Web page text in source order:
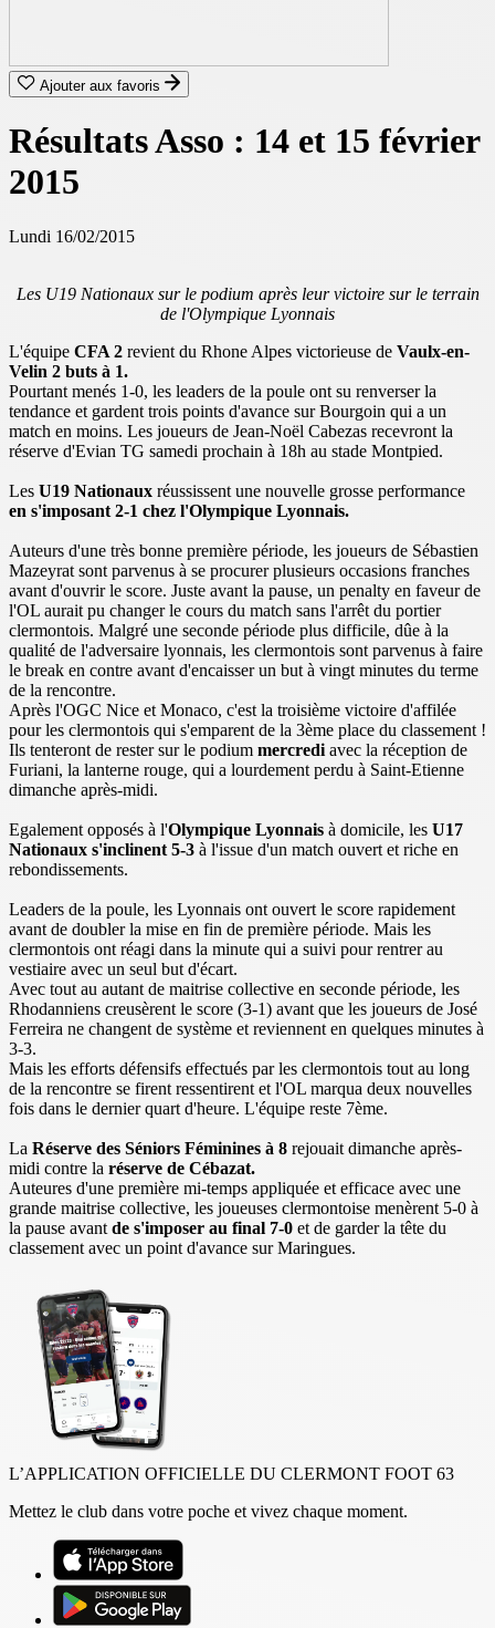
Ajouter aux favoris
Résultats Asso : 14 et 15 février
2015
Lundi 16/02/2015
Les U19 Nationaux sur le podium après leur victoire sur le terrain
de l'Olympique Lyonnais
L'équipe CFA 2 revient du Rhone Alpes victorieuse de Vaulx-en-
Velin 2 buts à 1.
Pourtant menés 1-0, les leaders de la poule ont su renverser la
tendance et gardent trois points d'avance sur Bourgoin qui a un
match en moins. Les joueurs de Jean-Noël Cabezas recevront la
réserve d'Evian TG samedi prochain à 18h au stade Montpied.
Les U19 Nationaux réussissent une nouvelle grosse performance
en s'imposant 2-1 chez l'Olympique Lyonnais.
Auteurs d'une très bonne première période, les joueurs de Sébastien
Mazeyrat sont parvenus à se procurer plusieurs occasions franches
avant d'ouvrir le score. Juste avant la pause, un penalty en faveur de
l'OL aurait pu changer le cours du match sans l'arrêt du portier
clermontois. Malgré une seconde période plus difficile, dûe à la
qualité de l'adversaire lyonnais, les clermontois sont parvenus à faire
le break en contre avant d'encaisser un but à vingt minutes du terme
de la rencontre.
Après l'OGC Nice et Monaco, c'est la troisième victoire d'affilée
pour les clermontois qui s'emparent de la 3ème place du classement !
Ils tenteront de rester sur le podium mercredi avec la réception de
Furiani, la lanterne rouge, qui a lourdement perdu à Saint-Etienne
dimanche après-midi.
Egalement opposés à l'Olympique Lyonnais à domicile, les U17
Nationaux s'inclinent 5-3 à l'issue d'un match ouvert et riche en
rebondissements.
Leaders de la poule, les Lyonnais ont ouvert le score rapidement
avant de doubler la mise en fin de première période. Mais les
clermontois ont réagi dans la minute qui a suivi pour rentrer au
vestiaire avec un seul but d'écart.
Avec tout au autant de maitrise collective en seconde période, les
Rhodanniens creusèrent le score (3-1) avant que les joueurs de José
Ferreira ne changent de système et reviennent en quelques minutes à
3-3.
Mais les efforts défensifs effectués par les clermontois tout au long
de la rencontre se firent ressentirent et l'OL marqua deux nouvelles
fois dans le dernier quart d'heure. L'équipe reste 7ème.
La Réserve des Séniors Féminines à 8 rejouait dimanche après-
midi contre la réserve de Cébazat.
Auteures d'une première mi-temps appliquée et efficace avec une
grande maitrise collective, les joueuses clermontoise menèrent 5-0 à
la pause avant de s'imposer au final 7-0 et de garder la tête du
classement avec un point d'avance sur Maringues.
L’APPLICATION OFFICIELLE DU CLERMONT FOOT 63
Mettez le club dans votre poche et vivez chaque moment.